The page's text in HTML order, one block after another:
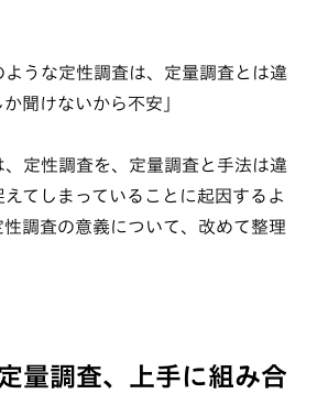
ような定性調査は、定量調査とは違
聞けないから不安」
、定性調査を、定量調査と手法は違
てしまっていることに起因するよ
性調査の意義について、改めて整理
量調査、上手に組み合